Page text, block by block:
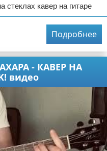
кавер на гитаре
Подробнее
- КАВЕР НА
видео